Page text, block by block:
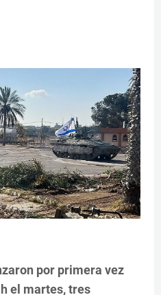
por primera vez
el martes, tres